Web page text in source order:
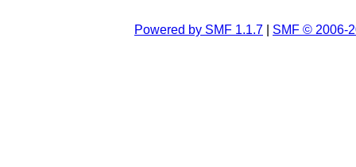
Powered by SMF 1.1.7 SMF © 2006-